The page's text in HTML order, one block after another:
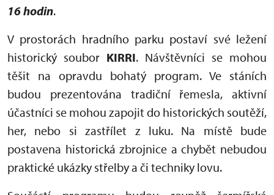
16 hodin.
V prostorách hradního parku postaví své ležení
historický soubor KIRRI. Návštěvníci se mohou
těšit na opravdu bohatý program. Ve stáních
budou prezentována tradiční řemesla, aktivní
účastníci se mohou zapojit do historických soutěží,
her, nebo si zastřílet z luku. Na místě bude
postavena historická zbrojnice a chybět nebudou
praktické ukázky střelby a či techniky lovu.